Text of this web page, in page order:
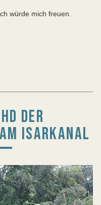
würde mich freuen.
DER
ISARKANAL